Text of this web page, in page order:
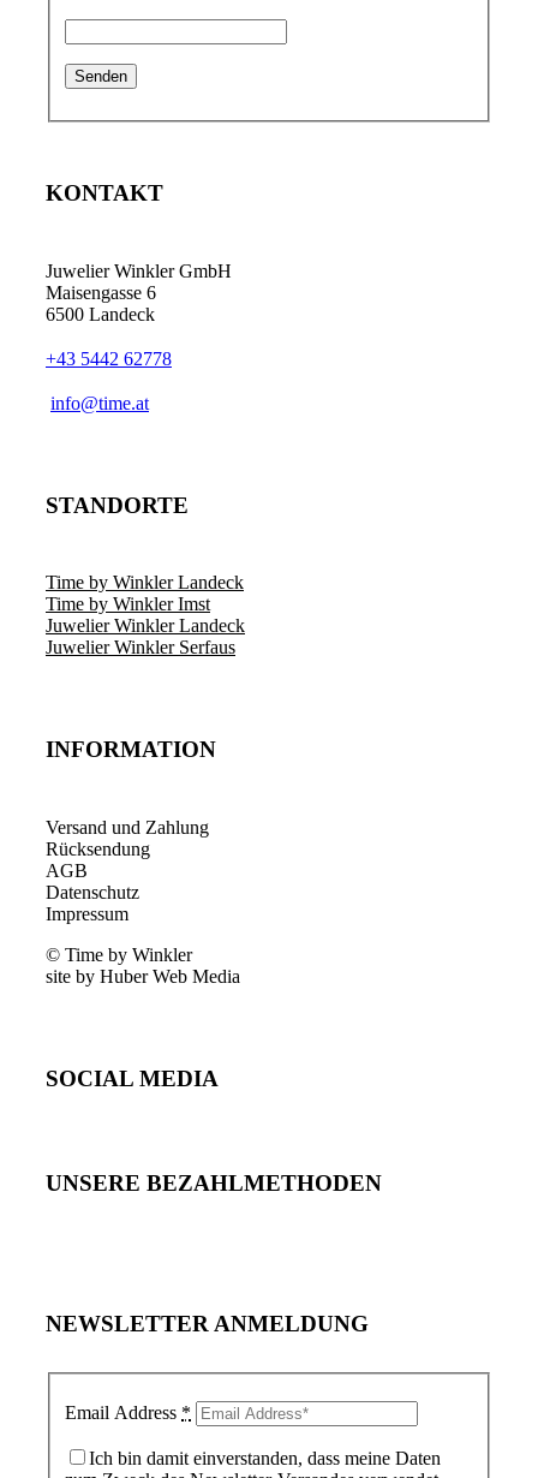
KONTAKT
Juwelier Winkler GmbH
Maisengasse 6
6500 Landeck
+43 5442 62778
info@time.at
STANDORTE
Time by Winkler Landeck
Time by Winkler Imst
Juwelier Winkler Landeck
Juwelier Winkler Serfaus
INFORMATION
Versand und Zahlung
Rücksendung
AGB
Datenschutz
Impressum
© Time by Winkler
site by Huber Web Media
SOCIAL MEDIA
UNSERE BEZAHLMETHODEN
NEWSLETTER ANMELDUNG
Email Address *
Ich bin damit einverstanden, dass meine Daten